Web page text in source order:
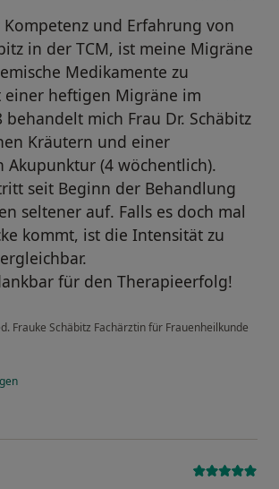
und Erfahrung von
in der TCM, ist meine Migräne
Medikamente zu
einer heftigen Migräne im
behandelt mich Frau Dr. Schäbitz
Kräutern und einer
Akupunktur (4 wöchentlich).
seit Beginn der Behandlung
seltener auf. Falls es doch mal
kommt, ist die Intensität zu
für den Therapieerfolg!
Frauke Schäbitz Fachärztin für Frauenheilkunde